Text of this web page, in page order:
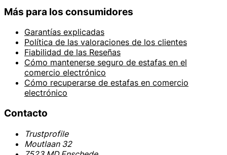
Más para los consumidores
Garantías explicadas
Política de las valoraciones de los clientes
Fiabilidad de las Reseñas
Cómo mantenerse seguro de estafas en el
comercio electrónico
Cómo recuperarse de estafas en comercio
electrónico
Contacto
Trustprofile
Moutlaan 32